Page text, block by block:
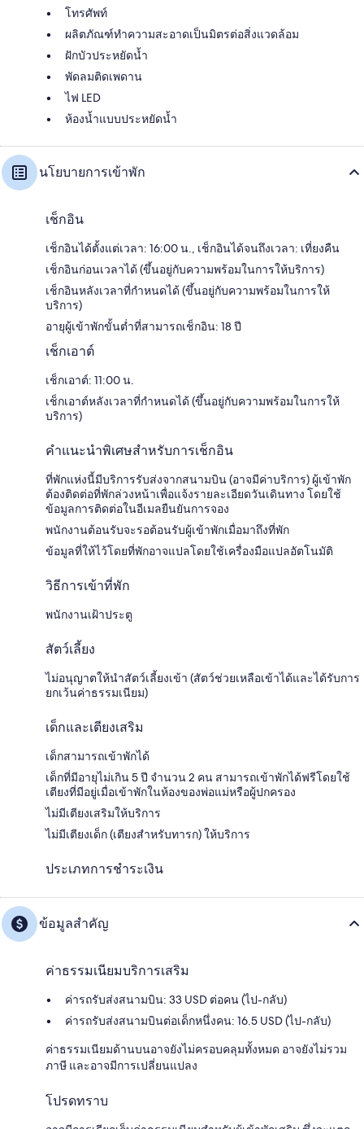
โทรศัพท์
ผลิตภัณฑ์ทำความสะอาดเป็นมิตรต่อสิ่งแวดล้อม
ฝักบัวประหยัดน้ำ
พัดลมติดเพดาน
ไฟ LED
ห้องน้ำแบบประหยัดน้ำ
นโยบายการเข้าพัก
เช็กอิน
เช็กอินได้ตั้งแต่เวลา: 16:00 น., เช็กอินได้จนถึงเวลา: เที่ยงคืน
เช็กอินก่อนเวลาได้ (ขึ้นอยู่กับความพร้อมในการให้บริการ)
เช็กอินหลังเวลาที่กำหนดได้ (ขึ้นอยู่กับความพร้อมในการให้
บริการ)
อายุผู้เข้าพักขั้นต่ำที่สามารถเช็กอิน: 18 ปี
เช็กเอาต์
เช็กเอาต์: 11:00 น.
เช็กเอาต์หลังเวลาที่กำหนดได้ (ขึ้นอยู่กับความพร้อมในการให้
บริการ)
คำแนะนำพิเศษสำหรับการเช็กอิน
ที่พักแห่งนี้มีบริการรับส่งจากสนามบิน (อาจมีค่าบริการ) ผู้เข้าพัก
ต้องติดต่อที่พักล่วงหน้าเพื่อแจ้งรายละเอียดวันเดินทาง โดยใช้
ข้อมูลการติดต่อในอีเมลยืนยันการจอง
พนักงานต้อนรับจะรอต้อนรับผู้เข้าพักเมื่อมาถึงที่พัก
ข้อมูลที่ให้ไว้โดยที่พักอาจแปลโดยใช้เครื่องมือแปลอัตโนมัติ
วิธีการเข้าที่พัก
พนักงานเฝ้าประตู
สัตว์เลี้ยง
ไม่อนุญาตให้นำสัตว์เลี้ยงเข้า (สัตว์ช่วยเหลือเข้าได้และได้รับการ
ยกเว้นค่าธรรมเนียม)
เด็กและเตียงเสริม
เด็กสามารถเข้าพักได้
เด็กที่มีอายุไม่เกิน 5 ปี จำนวน 2 คน สามารถเข้าพักได้ฟรีโดยใช้
เตียงที่มีอยู่เมื่อเข้าพักในห้องของพ่อแม่หรือผู้ปกครอง
ไม่มีเตียงเสริมให้บริการ
ไม่มีเตียงเด็ก (เตียงสำหรับทารก) ให้บริการ
ประเภทการชำระเงิน
ข้อมูลสำคัญ
ค่าธรรมเนียมบริการเสริม
ค่ารถรับส่งสนามบิน: 33 USD ต่อคน (ไป-กลับ)
ค่ารถรับส่งสนามบินต่อเด็กหนึ่งคน: 16.5 USD (ไป-กลับ)
ค่าธรรมเนียมด้านบนอาจยังไม่ครอบคลุมทั้งหมด อาจยังไม่รวม
ภาษี และอาจมีการเปลี่ยนแปลง
โปรดทราบ